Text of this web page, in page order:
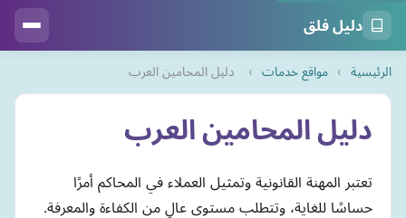
دليل فلق
الرئيسية › مواقع خدمات › دليل المحامين العرب
دليل المحامين العرب
تعتبر المهنة القانونية وتمثيل العملاء في المحاكم أمرًا
حساسًا للغاية، وتتطلب مستوى عالٍ من الكفاءة والمعرفة.